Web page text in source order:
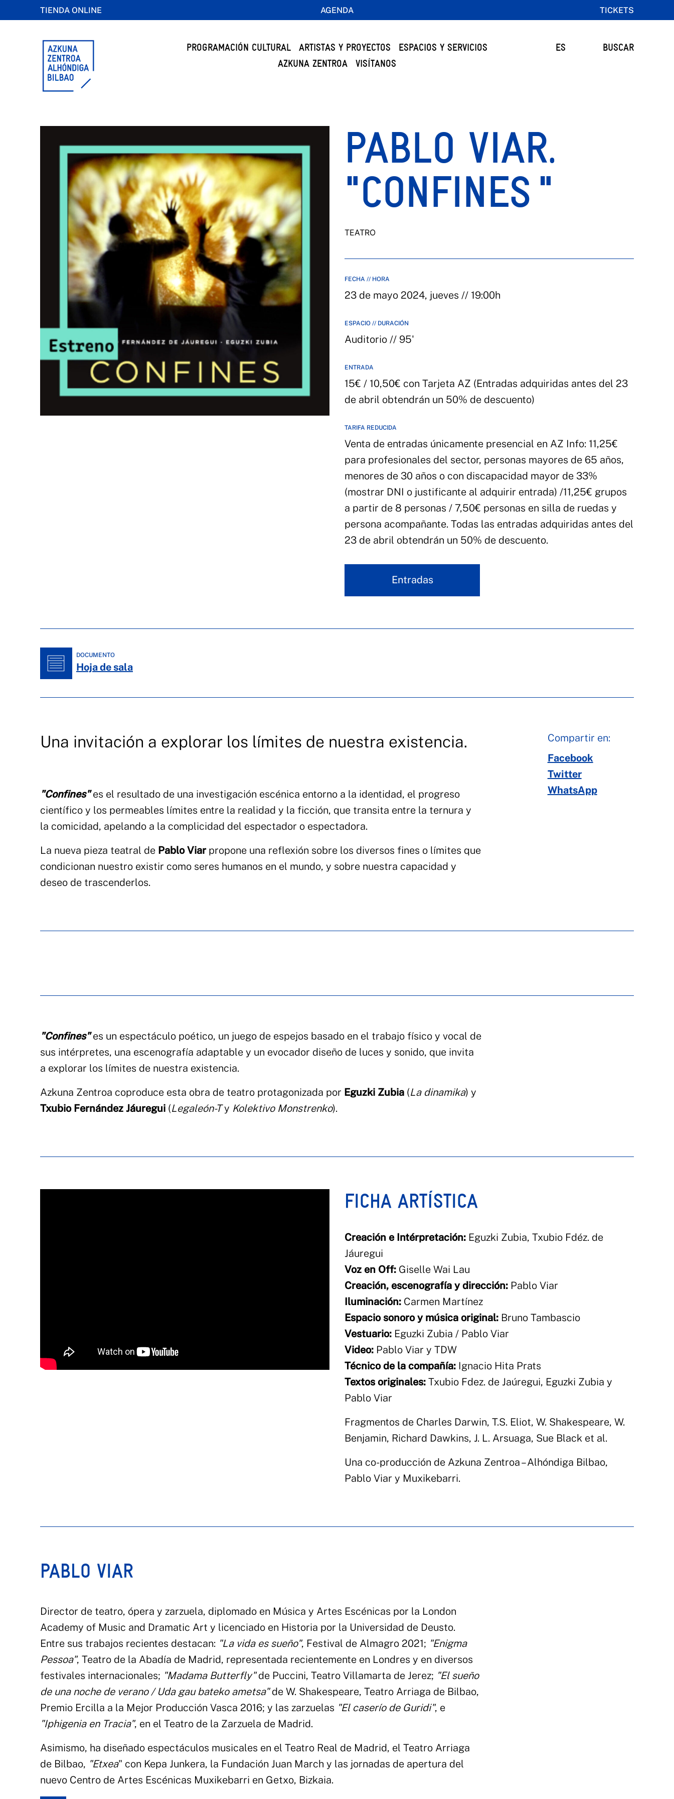
TIENDA ONLINE AGENDA TICKETS
PROGRAMACIÓN CULTURAL ARTISTAS Y PROYECTOS
ESPACIOS Y SERVICIOS
AZKUNA ZENTROA
VISÍTANOS
ES BUSCAR
PABLO VIAR.
"CONFINES "
TEATRO
FECHA // HORA
23 de mayo 2024, jueves // 19:00h
ESPACIO // DURACIÓN
Auditorio // 95'
ENTRADA
15€ / 10,50€ con Tarjeta AZ (Entradas adquiridas antes del 23
de abril obtendrán un 50% de descuento)
TARIFA REDUCIDA
Venta de entradas únicamente presencial en AZ Info: 11,25€
para profesionales del sector, personas mayores de 65 años,
menores de 30 años o con discapacidad mayor de 33%
(mostrar DNI o justificante al adquirir entrada) /11,25€ grupos
a partir de 8 personas / 7,50€ personas en silla de ruedas y
persona acompañante. Todas las entradas adquiridas antes del
23 de abril obtendrán un 50% de descuento.
Entradas
DOCUMENTO
Hoja de sala
Una invitación a explorar los límites de nuestra existencia.
"Confines"es el resultado de una investigación escénica entorno a la identidad, el progreso
científico y los permeables límites entre la realidad y la ficción, que transita entre la ternura y
la comicidad, apelando a la complicidad del espectador o espectadora.
La nueva pieza teatral de Pablo Viarpropone una reflexión sobre los diversos fines o límites que
condicionan nuestro existir como seres humanos en el mundo, y sobre nuestra capacidad y
deseo de trascenderlos.
Compartir en:
Facebook
Twitter
WhatsApp
"Confines"es un espectáculo poético, un juego de espejos basado en el trabajo físico y vocal de
sus intérpretes, una escenografía adaptable y un evocador diseño de luces y sonido, que invita
a explorar los límites de nuestra existencia.
Azkuna Zentroa coproduce esta obra de teatro protagonizada por Eguzki Zubia (La dinamika) y
Txubio Fernández Jáuregui (Legaleón-Ty Kolektivo Monstrenko).
FICHA ARTÍSTICA
Creación e Intérpretación: Eguzki Zubia, Txubio Fdéz. de
Jáuregui
Voz en Off: Giselle Wai Lau
Creación, escenografía y dirección: Pablo Viar
Iluminación: Carmen Martínez
Espacio sonoro y música original: Bruno Tambascio
Vestuario: Eguzki Zubia / Pablo Viar
Video: Pablo Viar y TDW
Técnico de la compañía: Ignacio Hita Prats
Textos originales: Txubio Fdez. de Jaúregui, Eguzki Zubia y
Pablo Viar
Fragmentos de Charles Darwin, T.S. Eliot, W. Shakespeare, W.
Benjamin, Richard Dawkins, J. L. Arsuaga, Sue Black et al.
Una co-producción de Azkuna Zentroa – Alhóndiga Bilbao,
Pablo Viar y Muxikebarri.
PABLO VIAR
Director de teatro, ópera y zarzuela, diplomado en Música y Artes Escénicas por la London
Academy of Music and Dramatic Art y licenciado en Historia por la Universidad de Deusto.
Entre sus trabajos recientes destacan: "La vida es sueño", Festival de Almagro 2021; "Enigma
Pessoa", Teatro de la Abadía de Madrid, representada recientemente en Londres y en diversos
festivales internacionales; "Madama Butterfly"de Puccini, Teatro Villamarta de Jerez; "El sueño
de una noche de verano / Uda gau bateko ametsa"de W. Shakespeare, Teatro Arriaga de Bilbao,
Premio Ercilla a la Mejor Producción Vasca 2016; y las zarzuelas "El caserío de Guridi", e
"Iphigenia en Tracia", en el Teatro de la Zarzuela de Madrid.
Asimismo, ha diseñado espectáculos musicales en el Teatro Real de Madrid, el Teatro Arriaga
de Bilbao, "Etxea" con Kepa Junkera, la Fundación Juan March y las jornadas de apertura del
nuevo Centro de Artes Escénicas Muxikebarri en Getxo, Bizkaia.